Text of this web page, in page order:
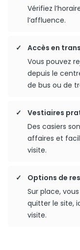
Vérifiez
l’affluence.
Accès en
Vous pouvez
depuis le
de bus ou de
Vestiaires
Des casiers
affaires et
visite.
Options de
Sur place,
quitter le site,
visite.